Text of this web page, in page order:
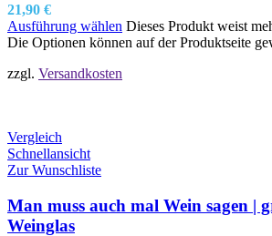
21,90 €
Ausführung wählen Dieses Produkt weist
Die Optionen können auf der Produktseite
zzgl. Versandkosten
Vergleich
Schnellansicht
Zur Wunschliste
Man muss auch mal Wein sagen |
Weinglas